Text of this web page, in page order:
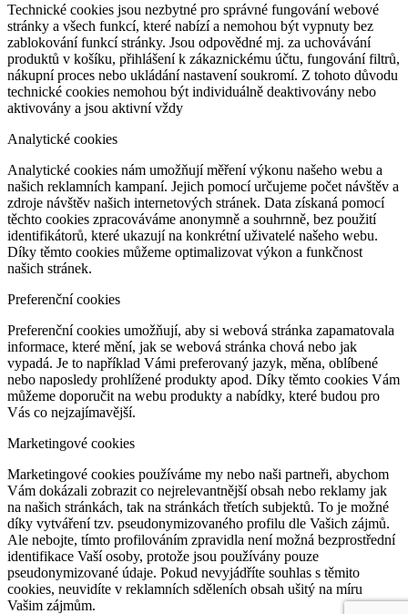
Technické cookies jsou nezbytné pro správné fungování webové
stránky a všech funkcí, které nabízí a nemohou být vypnuty bez
zablokování funkcí stránky. Jsou odpovědné mj. za uchovávání
produktů v košíku, přihlášení k zákaznickému účtu, fungování filtrů,
nákupní proces nebo ukládání nastavení soukromí. Z tohoto důvodu
technické cookies nemohou být individuálně deaktivovány nebo
aktivovány a jsou aktivní vždy
Analytické cookies
Analytické cookies nám umožňují měření výkonu našeho webu a
našich reklamních kampaní. Jejich pomocí určujeme počet návštěv a
zdroje návštěv našich internetových stránek. Data získaná pomocí
těchto cookies zpracováváme anonymně a souhrnně, bez použití
identifikátorů, které ukazují na konkrétní uživatelé našeho webu.
Díky těmto cookies můžeme optimalizovat výkon a funkčnost
našich stránek.
Preferenční cookies
Preferenční cookies umožňují, aby si webová stránka zapamatovala
informace, které mění, jak se webová stránka chová nebo jak
vypadá. Je to například Vámi preferovaný jazyk, měna, oblíbené
nebo naposledy prohlížené produkty apod. Díky těmto cookies Vám
můžeme doporučit na webu produkty a nabídky, které budou pro
Vás co nejzajímavější.
Marketingové cookies
Marketingové cookies používáme my nebo naši partneři, abychom
Vám dokázali zobrazit co nejrelevantnější obsah nebo reklamy jak
na našich stránkách, tak na stránkách třetích subjektů. To je možné
díky vytváření tzv. pseudonymizovaného profilu dle Vašich zájmů.
Ale nebojte, tímto profilováním zpravidla není možná bezprostřední
identifikace Vaší osoby, protože jsou používány pouze
pseudonymizované údaje. Pokud nevyjádříte souhlas s těmito
cookies, neuvidíte v reklamních sděleních obsah ušitý na míru
Vašim zájmům.